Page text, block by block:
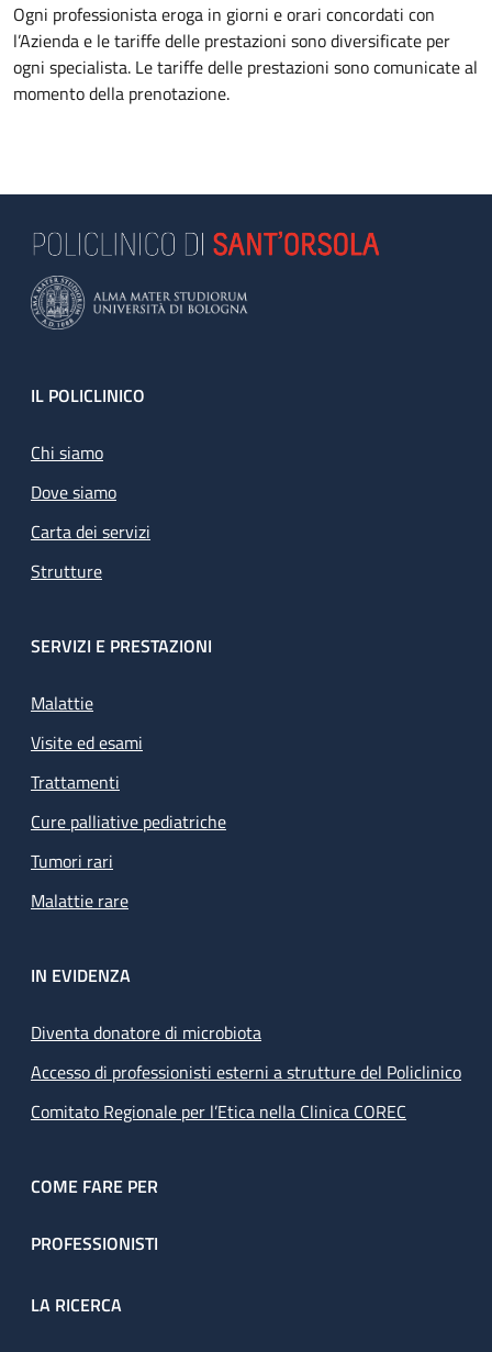
Ogni professionista eroga in giorni e orari concordati con
l’Azienda e le tariffe delle prestazioni sono diversificate per
ogni specialista. Le tariffe delle prestazioni sono comunicate al
momento della prenotazione.
Footer
IL POLICLINICO
Chi siamo
Dove siamo
Carta dei servizi
Strutture
SERVIZI E PRESTAZIONI
Malattie
Visite ed esami
Trattamenti
Cure palliative pediatriche
Tumori rari
Malattie rare
IN EVIDENZA
Diventa donatore di microbiota
Accesso di professionisti esterni a strutture del Policlinico
Comitato Regionale per l’Etica nella Clinica COREC
COME FARE PER
PROFESSIONISTI
LA RICERCA